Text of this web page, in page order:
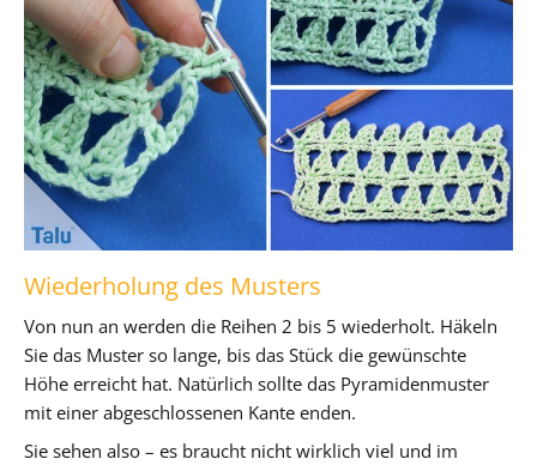
Wiederholung des Musters
Von nun an werden die Reihen 2 bis 5 wiederholt. Häkeln
Sie das Muster so lange, bis das Stück die gewünschte
Höhe erreicht hat. Natürlich sollte das Pyramidenmuster
mit einer abgeschlossenen Kante enden.
Sie sehen also – es braucht nicht wirklich viel und im